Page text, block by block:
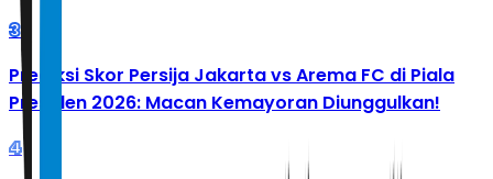
3
Prediksi Skor Persija Jakarta vs Arema FC di Piala
Presiden 2026: Macan Kemayoran Diunggulkan!
4